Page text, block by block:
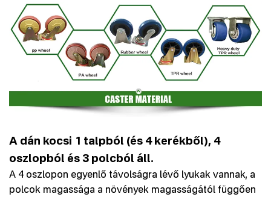
A dán kocsi 1 talpból (és 4 kerékből), 4
oszlopból és 3 polcból áll.
A 4 oszlopon egyenlő távolságra lévő lyukak vannak, a
polcok magassága a növények magasságától függően